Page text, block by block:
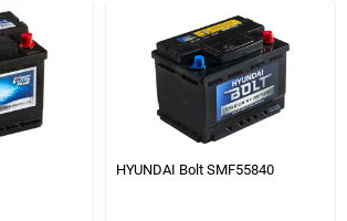
HYUNDAI Bolt SMF55840